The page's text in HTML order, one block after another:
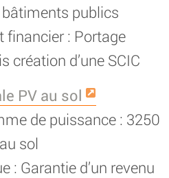
publics
financier : Portage
création d’une SCIC
PV au sol
de puissance : 3250
sol
: Garantie d’un revenu